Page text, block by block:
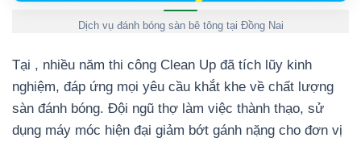
Dịch vụ đánh bóng sàn bê tông tại Đồng Nai
Tại , nhiều năm thi công Clean Up đã tích lũy kinh
nghiệm, đáp ứng mọi yêu cầu khắt khe về chất lượng
sàn đánh bóng. Đội ngũ thợ làm việc thành thạo, sử
dụng máy móc hiện đại giảm bớt gánh nặng cho đơn vị